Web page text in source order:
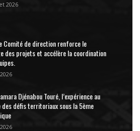
2026
Comité de direction renforce le
des projets et accélère la coordination
Djénabou Touré, l’expérience au
des défis territoriaux sous la 5ème